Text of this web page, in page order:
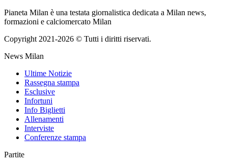
Pianeta Milan è una testata giornalistica dedicata a Milan news,
formazioni e calciomercato Milan
Copyright 2021-2026 © Tutti i diritti riservati.
News Milan
Ultime Notizie
Rassegna stampa
Esclusive
Infortuni
Info Biglietti
Allenamenti
Interviste
Conferenze stampa
Partite